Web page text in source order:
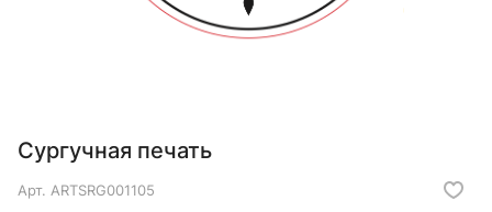
Сургучная печать
Арт. ARTSRG001105